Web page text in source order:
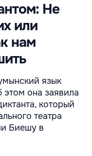
Не
или
нам
язык
этом она заявила
который
театра
Биешу в